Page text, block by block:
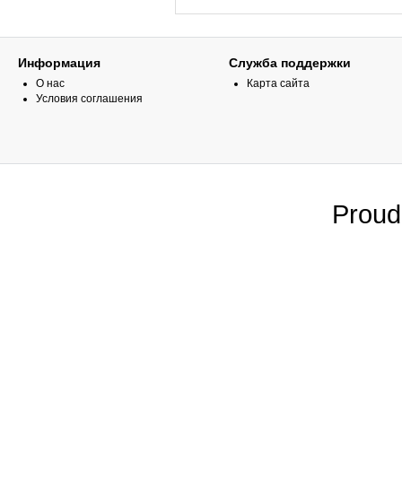
Информация
О нас
Условия соглашения
Служба поддержки
Карта сайта